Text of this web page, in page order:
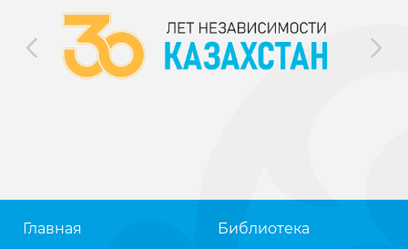
Главная
Библиотека